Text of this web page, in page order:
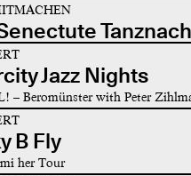
Jazz Nights
– Beromünster with Peter
B Fly
her Tour